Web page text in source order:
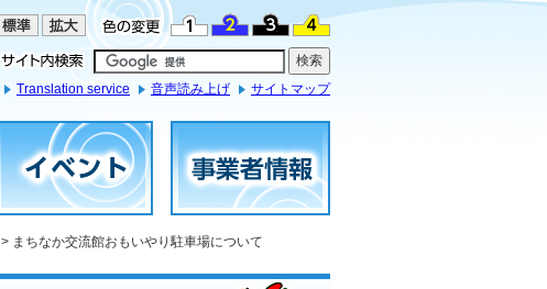
Translation service 音声読み上げ サイトマップ
> まちなか交流館おもいやり駐車場について